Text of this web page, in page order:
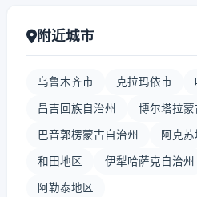
附近城市
乌鲁木齐市 克拉玛依市
昌吉回族自治州 博尔塔拉蒙
巴音郭楞蒙古自治州 阿克
和田地区 伊犁哈萨克自治州
阿勒泰地区